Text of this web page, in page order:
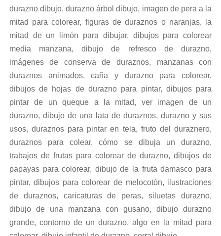
durazno dibujo, durazno árbol dibujo, imagen de pera a la
mitad para colorear, figuras de duraznos o naranjas, la
mitad de un limón para dibujar, dibujos para colorear
media manzana, dibujo de refresco de durazno,
imágenes de conserva de duraznos, manzanas con
duraznos animados, caña y durazno para colorear,
dibujos de hojas de durazno para pintar, dibujos para
pintar de un queque a la mitad, ver imagen de un
durazno, dibujo de una lata de duraznos, durazno y sus
usos, duraznos para pintar en tela, fruto del duraznero,
duraznos para colear, cómo se dibuja un durazno,
trabajos de frutas para colorear de durazno, dibujos de
papayas para colorear, dibujo de la fruta damasco para
pintar, dibujos para colorear de melocotón, ilustraciones
de duraznos, caricaturas de peras, siluetas durazno,
dibujo de una manzana con gusano, dibujo durazno
grande, contorno de un durazno, algo en la mitad para